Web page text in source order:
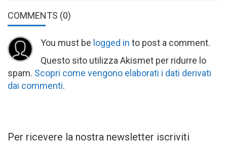
COMMENTS (0)
You must be logged in to post a comment.
Questo sito utilizza Akismet per ridurre lo
spam. Scopri come vengono elaborati i dati derivati
dai commenti.
Per ricevere la nostra newsletter iscriviti